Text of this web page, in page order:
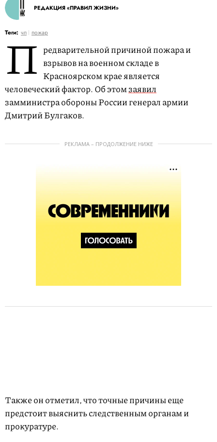
РЕДАКЦИЯ «ПРАВИЛ ЖИЗНИ»
Теги: чп пожар
П редварительной причиной пожара и
взрывов на военном складе в
Красноярском крае является
человеческий фактор. Об этомзаявил
замминистра обороны России генерал армии
Дмитрий Булгаков.
РЕКЛАМА – ПРОДОЛЖЕНИЕ НИЖЕ
Также он отметил, что точные причины еще
предстоит выяснить следственным органам и
прокуратуре.